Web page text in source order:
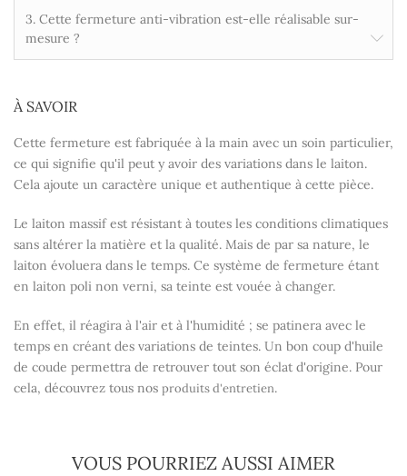
3. Cette fermeture anti-vibration est-elle réalisable sur-
mesure ?
À SAVOIR
Cette fermeture est fabriquée à la main avec un soin particulier,
ce qui signifie qu'il peut y avoir des variations dans le laiton.
Cela ajoute un caractère unique et authentique à cette pièce.
Le laiton massif est résistant à toutes les conditions climatiques
sans altérer la matière et la qualité. Mais de par sa nature, le
laiton évoluera dans le temps. Ce système de fermeture étant
en laiton poli non verni, sa teinte est vouée à changer.
En effet, il réagira à l'air et à l'humidité ; se patinera avec le
temps en créant des variations de teintes. Un bon coup d'huile
de coude permettra de retrouver tout son éclat d'origine. Pour
cela, découvrez tous nos produits d'entretien.
VOUS POURRIEZ AUSSI AIMER